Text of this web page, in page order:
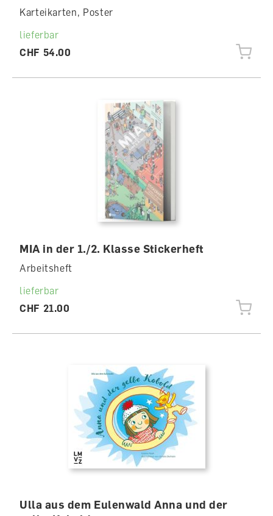
Karteikarten, Poster
lieferbar
CHF 54.00
MIA in der 1./2. Klasse Stickerheft
Arbeitsheft
lieferbar
CHF 21.00
Ulla aus dem Eulenwald Anna und der